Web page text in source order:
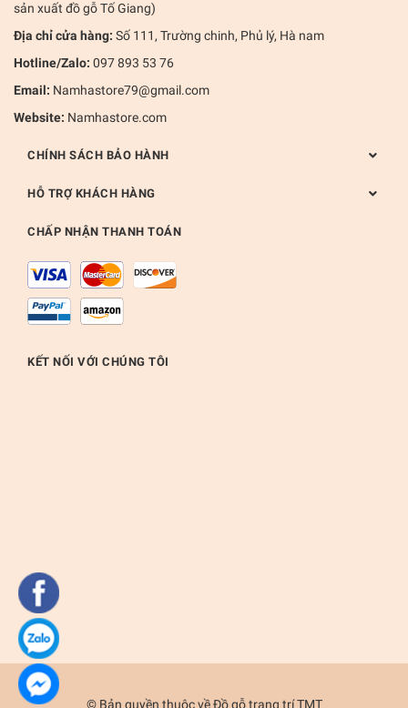
sản xuất đồ gỗ Tố Giang)
Địa chỉ cửa hàng: Số 111, Trường chinh, Phủ lý, Hà nam
Hotline/Zalo: 097 893 53 76
Email: Namhastore79@gmail.com
Website: Namhastore.com
CHÍNH SÁCH BẢO HÀNH
HỖ TRỢ KHÁCH HÀNG
CHẤP NHẬN THANH TOÁN
KẾT NỐI VỚI CHÚNG TÔI
© Bản quyền thuộc vềĐồ gỗ trang trí TMT